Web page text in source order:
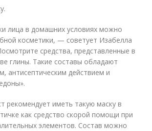
лица в домашних условиях можно
косметики, — советует Изабелла
средства, представленные в
глины. Такие составы обладают
антисептическим действием и
рекомендует иметь такую маску в
как средство скорой помощи при
элементов. Состав можно